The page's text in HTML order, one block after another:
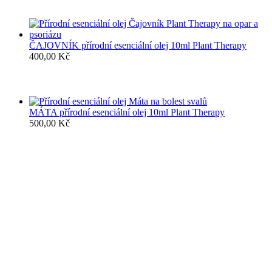
ČAJOVNÍK přírodní esenciální olej 10ml Plant Therapy
400,00 Kč
MÁTA přírodní esenciální olej 10ml Plant Therapy
500,00 Kč